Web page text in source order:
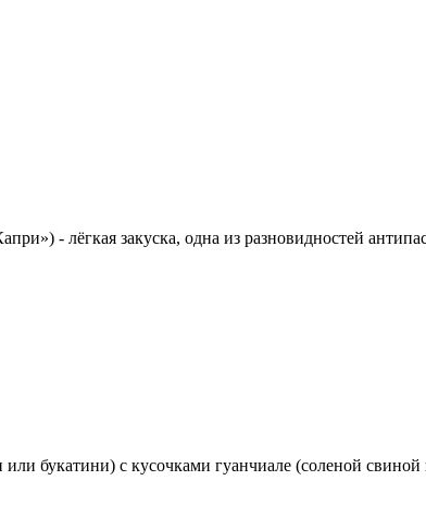
- лёгкая закуска, одна из разновидностей
или букатини) с кусочками гуанчиале (соленой